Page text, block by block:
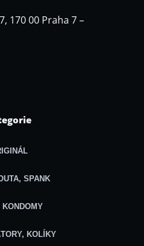
170 00 Praha 7 –
SPANK
KONDOMY
KOLÍKY